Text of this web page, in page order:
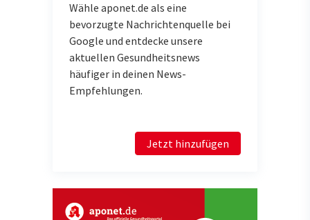
Wähle aponet.de als eine
bevorzugte Nachrichtenquelle bei
Google und entdecke unsere
aktuellen Gesundheitsnews
häufiger in deinen News-
Empfehlungen.
Jetzt hinzufügen